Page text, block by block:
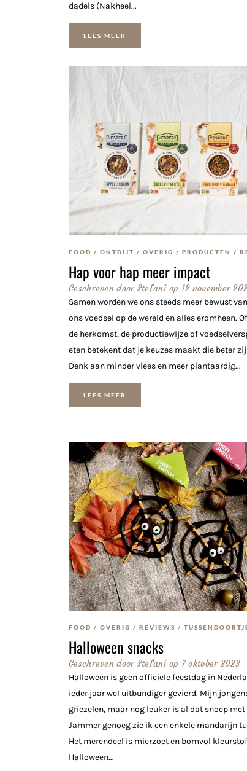
dadels (Nakheel...
LEES MEER
FOOD / ONTBIJT / OVERIG / PRODUCTEN /
Hap voor hap meer impact
Geschreven doorStefani op 12 november
Samen worden we ons steeds meer bewust
ons voedsel op de wereld en alles eromheen.
de herkomst, de productiewijze of
eten betekent dat je keuzes maakt die beter
Denk aan minder vlees en meer plantaardig...
LEES MEER
FOOD / OVERIG / REVIEWS /
Halloween snacks
Geschreven doorStefani op 7 oktober 2023
Halloween is geen officiële feestdag in
ieder jaar wel uitbundiger gevierd. Mijn
griezelen, maar nog leuker is al dat snoep
Jammer genoeg zie ik een enkele mandarijn
Het merendeel is mierzoet en bomvol
Halloween...